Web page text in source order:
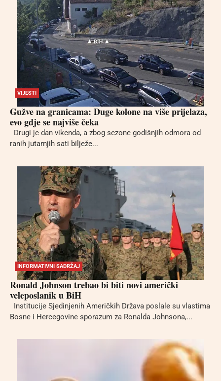
VIJESTI
Gužve na granicama: Duge kolone na više prijelaza,
evo gdje se najviše čeka
Drugi je dan vikenda, a zbog sezone godišnjih odmora od
ranih jutarnjih sati bilježe...
INFORMATIVNI SADRŽAJ
Ronald Johnson trebao bi biti novi američki
veleposlanik u BiH
Institucije Sjedinjenih Američkih Država poslale su vlastima
Bosne i Hercegovine sporazum za Ronalda Johnsona,...